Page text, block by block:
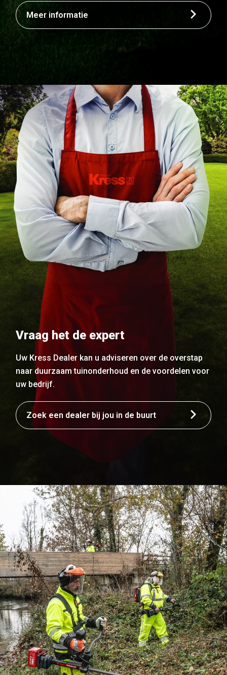
Meer informatie
Vraag het de expert
Uw Kress Dealer kan u adviseren over de overstap
naar duurzaam tuinonderhoud en de voordelen voor
uw bedrijf.
Zoek een dealer bij jou in de buurt